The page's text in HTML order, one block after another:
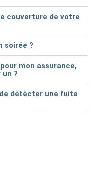
couverture de votre
soirée ?
mon assurance,
un ?
détécter une fuite